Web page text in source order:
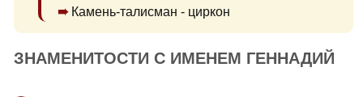
Камень-талисман - циркон
ЗНАМЕНИТОСТИ С ИМЕНЕМ ГЕННАДИЙ